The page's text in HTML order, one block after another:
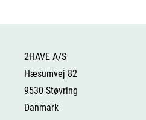
2HAVE A/S
Hæsumvej 82
9530 Støvring
Danmark